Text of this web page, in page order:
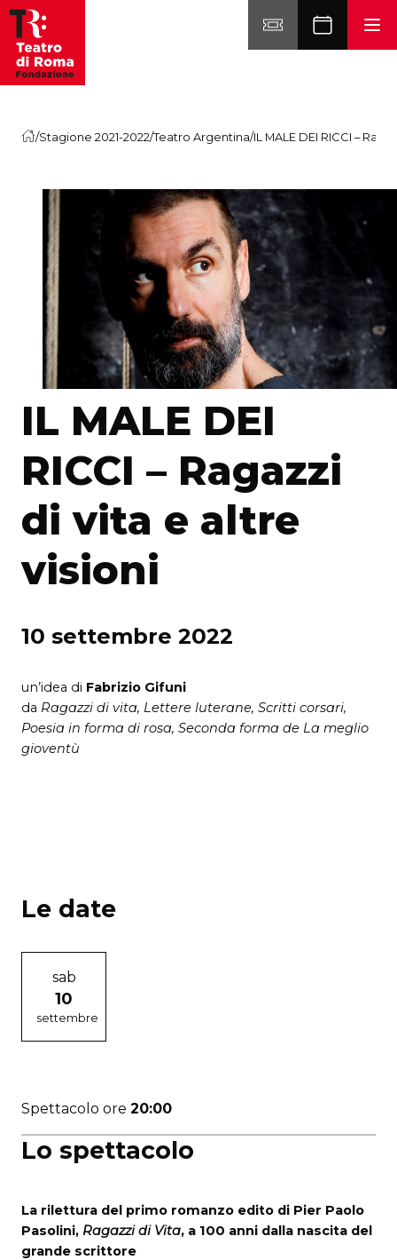
Vai al contenuto
/Stagione 2021-2022/Teatro Argentina/IL MALE DEI RICCI –
IL MALE DEI
RICCI – Ragazzi
di vita e altre
visioni
10 settembre 2022
un’idea di Fabrizio Gifuni
da Ragazzi di vita, Lettere luterane, Scritti corsari,
Poesia in forma di rosa, Seconda forma de La meglio
gioventù
Lo spettacolo
La rilettura del primo romanzo edito di Pier Paolo
Pasolini, Ragazzi di Vita, a 100 anni dalla nascita del
grande scrittore
Le date
sab
10
settembre
Spettacolo ore 20:00